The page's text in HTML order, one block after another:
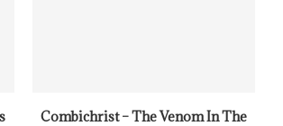
Combichrist – The Venom In The